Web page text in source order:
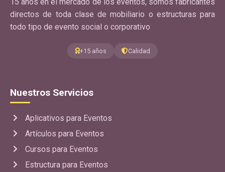
directos de toda clase de mobiliario o estructuras para
todo tipo de evento social o corporativo
+15 años Calidad
Nuestros Servicios
Aplicativos para Eventos
Artículos para Eventos
Cursos para Eventos
Estructura para Eventos